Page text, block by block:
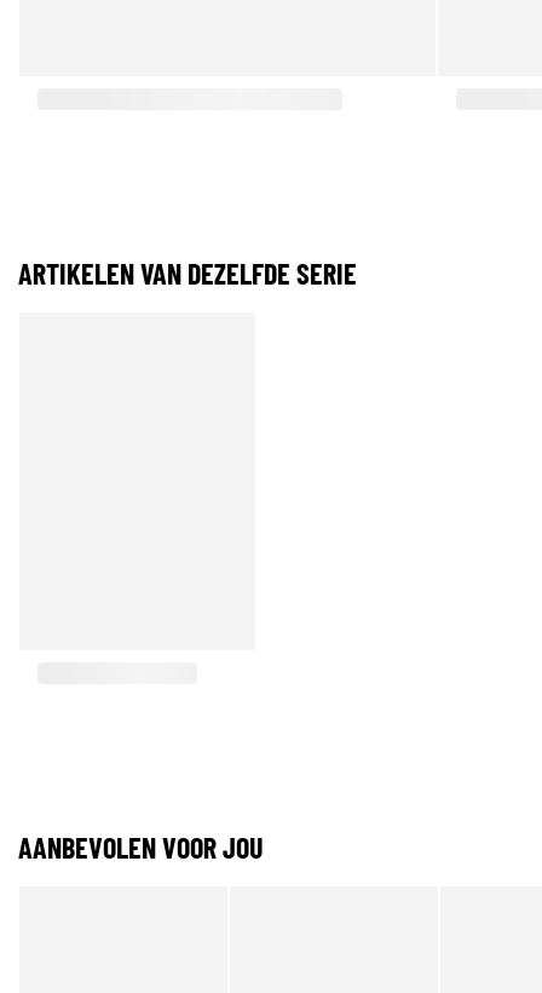
ARTIKELEN VAN DEZELFDE SERIE
AANBEVOLEN VOOR JOU